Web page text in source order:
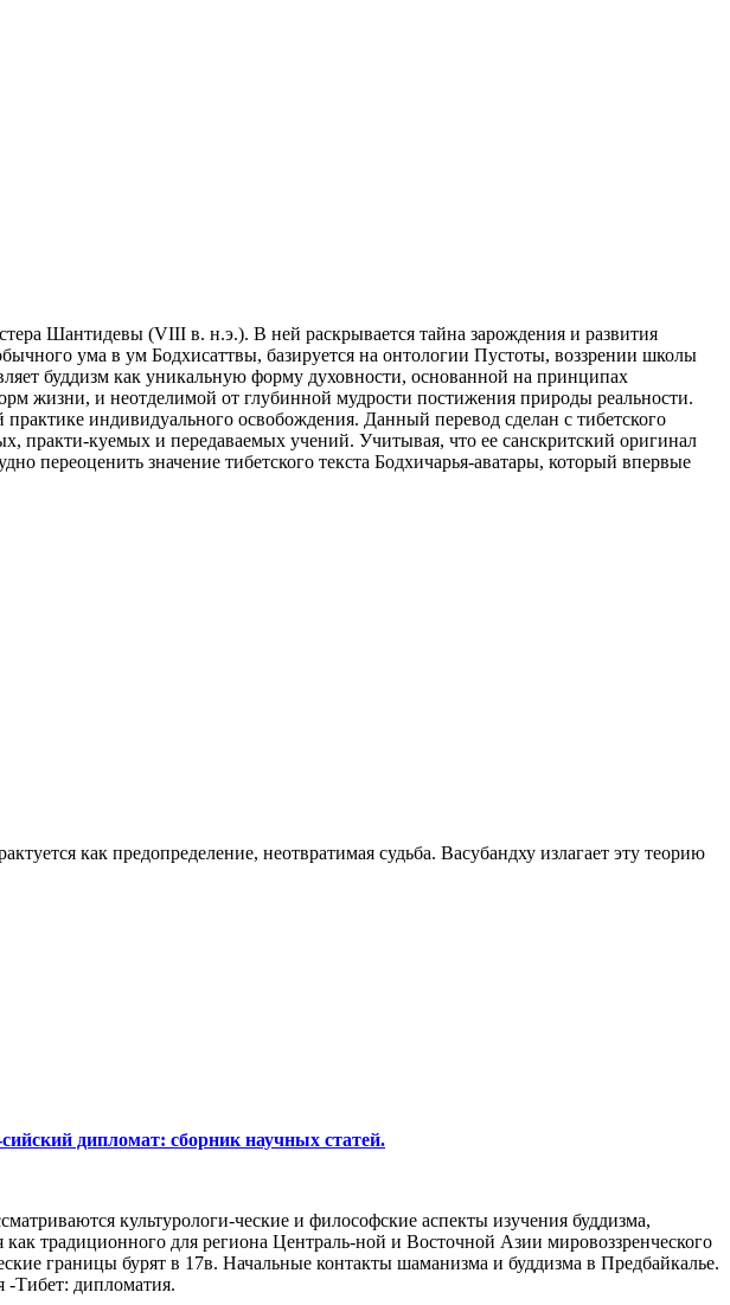
Шантидевы (VIII в. н.э.). В ней раскрывается тайна зарождения и развития
ума в ум Бодхисаттвы, базируется на онтологии Пустоты, воззрении школы
буддизм как уникальную форму духовности, основанной на принципах
жизни, и неотделимой от глубинной мудрости постижения природы реальности.
индивидуального освобождения. Данный перевод сделан с тибетского
практи-куемых и передаваемых учений. Учитывая, что ее санскритский оригинал
переоценить значение тибетского текста Бодхичарья-аватары, который впервые
как предопределение, неотвратимая судьба. Васубандху излагает эту теорию
дипломат: сборник научных статей.
культурологи-ческие и философские аспекты изучения буддизма,
традиционного для региона Централь-ной и Восточной Азии мировоззренческого
границы бурят в 17в. Начальные контакты шаманизма и буддизма в Предбайкалье.
-Тибет: дипломатия.